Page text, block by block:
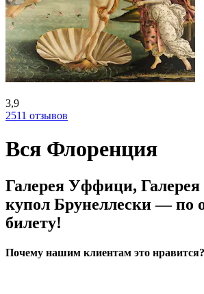
3,9
2511 отзывов
Вся Флоренция
Галерея Уффици,
купол Брунеллески — по
билету!
Почему нашим клиентам это нравится?